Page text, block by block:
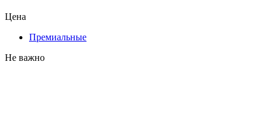
Цена
Премиальные
Не важно